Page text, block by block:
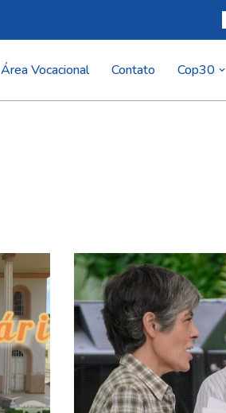
Área Vocacional Contato Cop30